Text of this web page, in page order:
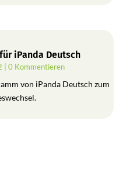
iPanda Deutsch
| 0 Kommentieren
von iPanda Deutsch zum